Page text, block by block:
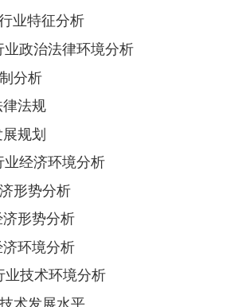
业特征分析
业政治法律环境分析
分析
律法规
规划
业经济环境分析
形势分析
形势分析
环境分析
业技术环境分析
术发展水平